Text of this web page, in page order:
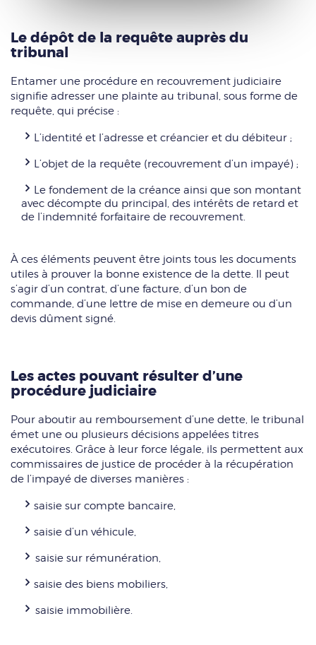
Le dépôt de la requête auprès du
tribunal
Entamer une procédure en recouvrement judiciaire
signifie adresser une plainte au tribunal, sous forme de
requête, qui précise :
L’identité et l’adresse et créancier et du débiteur ;
L’objet de la requête (recouvrement d’un impayé) ;
Le fondement de la créance ainsi que son montant
avec décompte du principal, des intérêts de retard et
de l’indemnité forfaitaire de recouvrement.
À ces éléments peuvent être joints tous les documents
utiles à prouver la bonne existence de la dette. Il peut
s’agir d’un contrat, d’une facture, d’un bon de
commande, d’une lettre de mise en demeure ou d’un
devis dûment signé.
Les actes pouvant résulter d’une
procédure judiciaire
Pour aboutir au remboursement d’une dette, le tribunal
émet une ou plusieurs décisions appelées titres
exécutoires. Grâce à leur force légale, ils permettent aux
commissaires de justice de procéder à la récupération
de l’impayé de diverses manières :
saisie sur compte bancaire,
saisie d’un véhicule,
saisie sur rémunération,
saisie des biens mobiliers,
saisie immobilière.